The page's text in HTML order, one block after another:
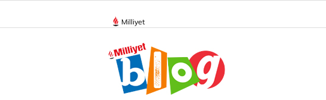
Milliyet